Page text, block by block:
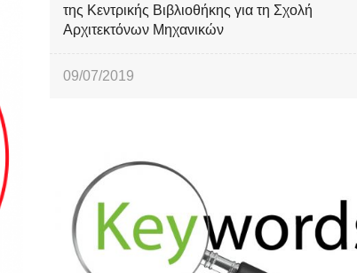
της Κεντρικής Βιβλιοθήκης για τη Σχολή
Αρχιτεκτόνων Μηχανικών
09/07/2019